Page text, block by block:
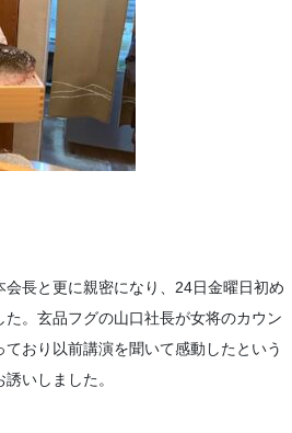
長と更に親密になり、24日金曜日初め
。玄品フグの山口社長が女将のカウン
おり以前講演を聞いて感動したという
いしました。